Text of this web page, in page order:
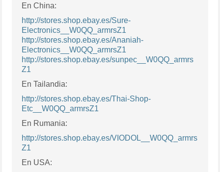
En China:
http://stores.shop.ebay.es/Sure-
Electronics__W0QQ_armrsZ1
http://stores.shop.ebay.es/Ananiah-
Electronics__W0QQ_armrsZ1
http://stores.shop.ebay.es/sunpec__W0QQ_armrs
Z1
En Tailandia:
http://stores.shop.ebay.es/Thai-Shop-
Etc__W0QQ_armrsZ1
En Rumania:
http://stores.shop.ebay.es/VIODOL__W0QQ_armrs
Z1
En USA: